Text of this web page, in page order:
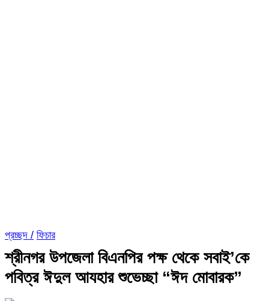
প্রচ্ছদ / ফিচার
শ্রীনগর উপজেলা বিএনপির পক্ষ থেকে সবাই’কে
পবিত্র ঈদুল আযহার শুভেচ্ছা “ঈদ মোবারক”